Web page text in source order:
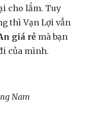
cho lắm. Tuy
thì Vạn Lợi vẫn
giá rẻ mà bạn
của mình.
Nam